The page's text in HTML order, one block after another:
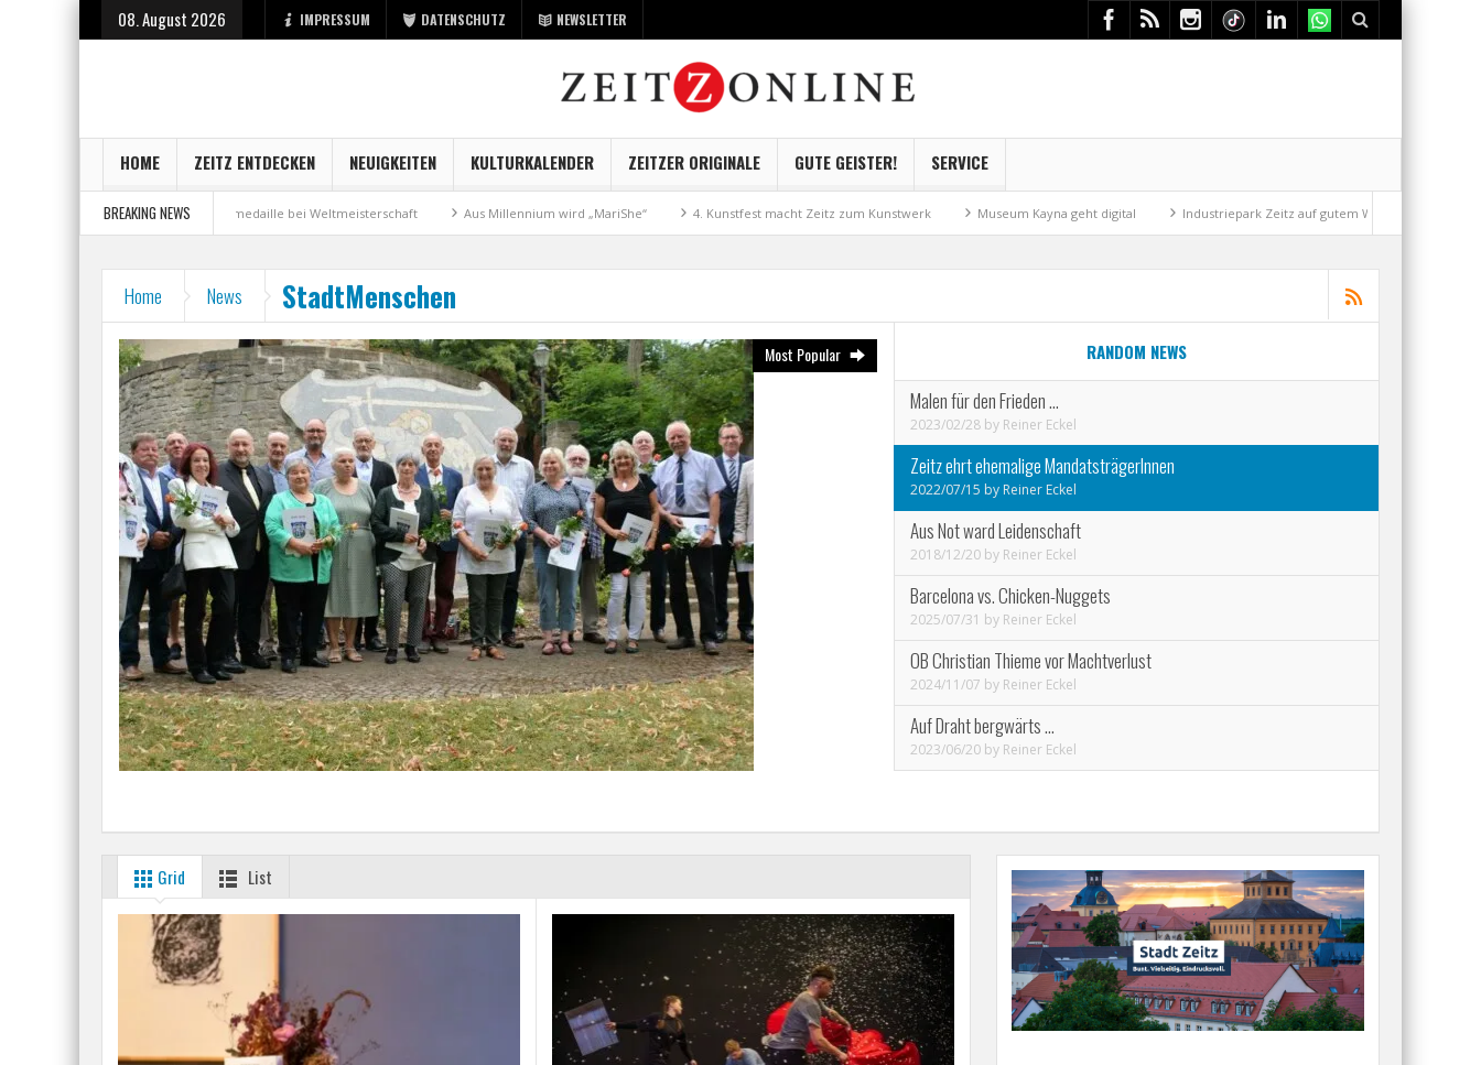
08. August 2026 IMPRESSUM DATENSCHUTZ NEWSLETTER
HOME ZEITZ ENTDECKEN NEUIGKEITEN KULTURKALENDER ZEITZER ORIGINALE GUTE GEISTER! SERVICE
BREAKING NEWS
Bronzemedaille bei Weltmeisterschaft Aus Millennium wird „MariShe“ 4. Kunstfest macht Zeitz zum Kunstwerk Museum Kayna geht digital Industriepark Zeitz auf gutem Weg Mit der Drahtseilbahn
Home News StadtMenschen
Most Popular RANDOM NEWS
Malen für den Frieden …
2023/02/28 by Reiner Eckel
Zeitz ehrt ehemalige MandatsträgerInnen
2022/07/15 by Reiner Eckel
Aus Not ward Leidenschaft
2018/12/20 by Reiner Eckel
Barcelona vs. Chicken-Nuggets
2025/07/31 by Reiner Eckel
OB Christian Thieme vor Machtverlust
2024/11/07 by Reiner Eckel
Auf Draht bergwärts …
2023/06/20 by Reiner Eckel
Grid List